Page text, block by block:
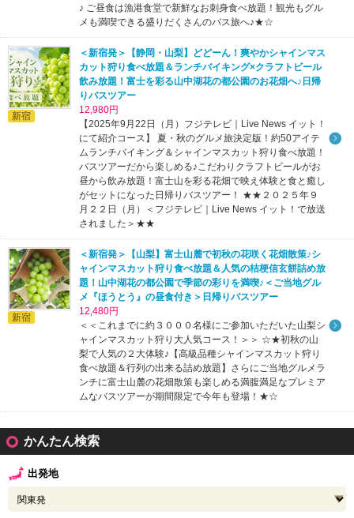
♪ ご昼食は漁港食堂で新鮮なお刺身食べ放題！観光もグル
メも満喫できる盛りだくさんのバス旅へ♪★☆
新宿
＜新宿発＞【静岡・山梨】どどーん！爽やかシャインマス
カット狩り食べ放題＆ランチバイキング×クラフトビール
飲み放題！富士を彩る山中湖花の都公園のお花畑へ♪日帰
りバスツアー
12,980円
【2025年9月22日（月）フジテレビ｜Live News イット！
にて紹介コース】 夏・秋のグルメ旅決定版！約50アイテ
ムランチバイキング＆シャインマスカット狩り食べ放題！
バスツアーだから楽しめる♪こだわりクラフトビールがお
昼から飲み放題！富士山を彩る花畑で映え体験と食と癒し
がセットになった日帰りバスツアー！ ★★２０２５年９
月２２日（月）＜フジテレビ｜Live News イット！で放送
されました＞★★
新宿
＜新宿発＞【山梨】富士山麓で初秋の花咲く花畑散策♪シ
ャインマスカット狩り食べ放題＆人気の桔梗信玄餅詰め放
題！山中湖花の都公園で季節の彩りを満喫♪＜ご当地グル
メ『ほうとう』の昼食付き＞日帰りバスツアー
12,480円
＜＜これまでに約３０００名様にご参加いただいた山梨シ
ャインマスカット狩り大人気コース！＞＞ ☆★初秋の山
梨で人気の２大体験♪【高級品種シャインマスカット狩り
食べ放題＆行列の出来る詰め放題】さらにご当地グルメラ
ンチに富士山麓の花畑散策も楽しめる満腹満足なプレミア
ムなバスツアーが期間限定で今年も登場！★☆
かんたん検索
出発地